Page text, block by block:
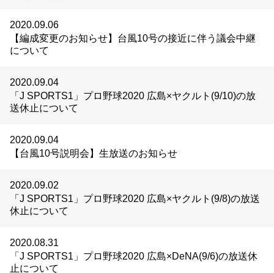
2020.09.06
【編成変更のお知らせ】台風10号の接近に伴う議会中継
について
2020.09.04
「J SPORTS1」プロ野球2020 広島×ヤクルト(9/10)の放
送休止について
2020.09.04
【台風10号説明会】生放送のお知らせ
2020.09.02
「J SPORTS1」プロ野球2020 広島×ヤクルト(9/8)の放送
休止について
2020.08.31
「J SPORTS1」プロ野球2020 広島×DeNA(9/6)の放送休
止について